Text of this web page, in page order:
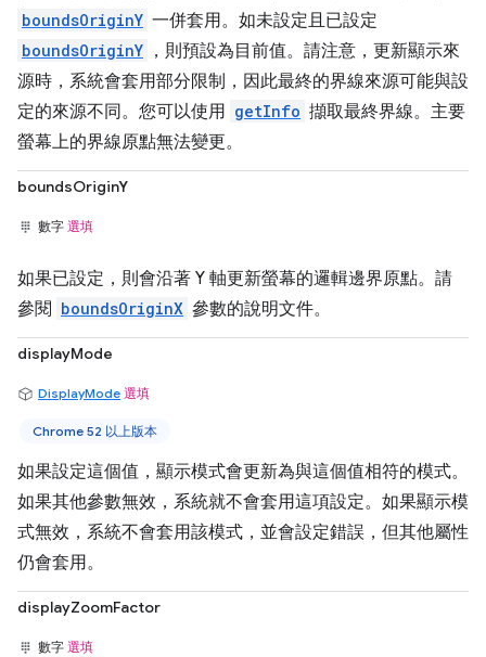
boundsOriginY 一併套用。如未設定且已設定
boundsOriginY ，則預設為目前值。請注意，更新顯示來
源時，系統會套用部分限制，因此最終的界線來源可能與設
定的來源不同。您可以使用 getInfo 擷取最終界線。主要
螢幕上的界線原點無法變更。
boundsOriginY
數字 選填
如果已設定，則會沿著 Y 軸更新螢幕的邏輯邊界原點。請
參閱 boundsOriginX 參數的說明文件。
displayMode
DisplayMode 選填
Chrome 52 以上版本
如果設定這個值，顯示模式會更新為與這個值相符的模式。
如果其他參數無效，系統就不會套用這項設定。如果顯示模
式無效，系統不會套用該模式，並會設定錯誤，但其他屬性
仍會套用。
displayZoomFactor
數字 選填